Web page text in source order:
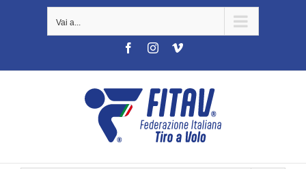
Vai a...
FacebookInstagramVimeo